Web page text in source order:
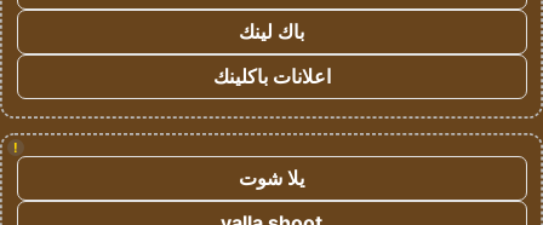
باك لينك
اعلانات باكلينك
!
يلا شوت